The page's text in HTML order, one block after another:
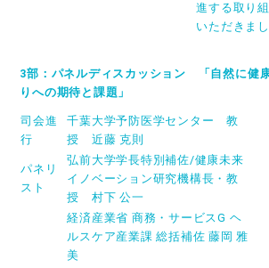
進する取り
いただきまし
3部：パネルディスカッション 「自然に健
りへの期待と課題」
司会進
行
千葉大学予防医学センター 教
授 近藤 克則
パネリ
スト
弘前大学学長特別補佐/健康未来
イノベーション研究機構長・教
授 村下 公一
経済産業省 商務・サービスG ヘ
ルスケア産業課 総括補佐 藤岡 雅
美